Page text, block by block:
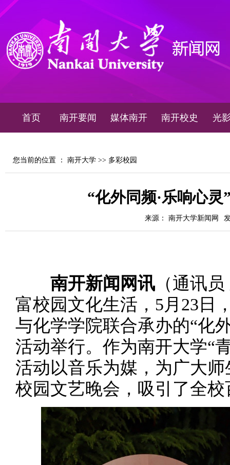
首页 南开要闻 媒体南开 南开校史 光
您当前的位置 ： 南开大学 >> 多彩校园
“化外同频·乐响心
来源： 南开大学新闻网
南开新闻网讯 （通讯
富校园文化生活，5月23日
与化学学院联合承办的“化
活动举行。作为南开大学“
活动以音乐为媒，为广大
校园文艺晚会，吸引了全